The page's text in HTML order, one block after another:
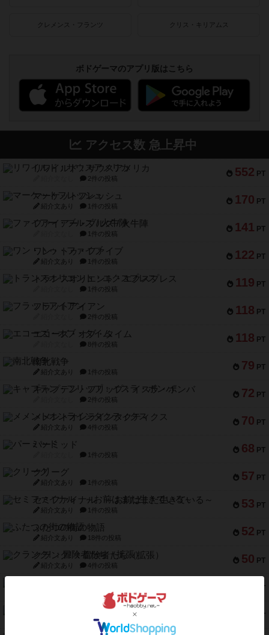
クレメンス・フランツ クリス・キリアムス
ボドゲーマのアプリ版はこちら
アクセス数 急上昇中
552 PT
リワイルド：サウスアメリカ
2件の投稿
170 PT
マーケットフレッシュ
紹介文あり 1件の投稿
141 PT
ファイアー・ブルズ / 火牛陣
1件の投稿
122 PT
ワン・トゥ・ファイブ
紹介文あり 1件の投稿
119 PT
トランスオリエント・エクスプレス
1件の投稿
118 PT
フラットアイアン
2件の投稿
118 PT
エコーズ・オブ・タイム
8件の投稿
79 PT
南北戦争
紹介文あり 1件の投稿
72 PT
キャプテン・フリップ：イスラ・ボンバ
2件の投稿
70 PT
メメントオンラインタクティクス
紹介文あり 4件の投稿
68 PT
パーミッド
1件の投稿
57 PT
クリーグ
紹介文あり 1件の投稿
53 PT
セミファイナル ～お前はまだ生きている～
紹介文あり 1件の投稿
52 PT
ふたつの街の物語
紹介文あり 18件の投稿
50 PT
クランク! ：冒険者たち（拡張）
紹介文あり 4件の投稿
PT
1件の投稿
PT
スターマイン・ラミー ポケット
2件の投稿